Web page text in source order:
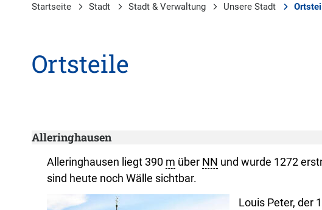
Startseite Stadt Stadt & Verwaltung Unsere Stadt
Ortsteile
Alleringhausen
Alleringhausen liegt 390 m über NN und wurde 1272
sind heute noch Wälle sichtbar.
Louis Peter, der